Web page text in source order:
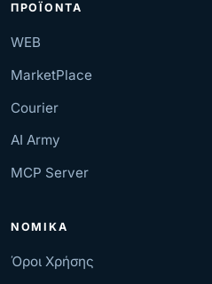
ΠΡΟΪΌΝΤΑ
WEB
MarketPlace
Courier
AI Army
MCP Server
ΝΟΜΙΚΆ
Όροι Χρήσης